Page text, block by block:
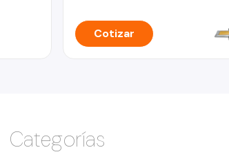
Cotizar
Categorías